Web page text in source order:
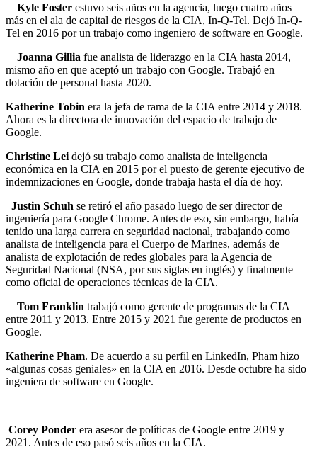
Kyle Foster estuvo seis años en la agencia, luego cuatro años
más en el ala de capital de riesgos de la CIA, In-Q-Tel. Dejó In-Q-
Tel en 2016 por un trabajo como ingeniero de software en Google.
Joanna Gillia fue analista de liderazgo en la CIA hasta 2014,
mismo año en que aceptó un trabajo con Google. Trabajó en
dotación de personal hasta 2020.
Katherine Tobin era la jefa de rama de la CIA entre 2014 y 2018.
Ahora es la directora de innovación del espacio de trabajo de
Google.
Christine Lei dejó su trabajo como analista de inteligencia
económica en la CIA en 2015 por el puesto de gerente ejecutivo de
indemnizaciones en Google, donde trabaja hasta el día de hoy.
Justin Schuh se retiró el año pasado luego de ser director de
ingeniería para Google Chrome. Antes de eso, sin embargo, había
tenido una larga carrera en seguridad nacional, trabajando como
analista de inteligencia para el Cuerpo de Marines, además de
analista de explotación de redes globales para la Agencia de
Seguridad Nacional (NSA, por sus siglas en inglés) y finalmente
como oficial de operaciones técnicas de la CIA.
Tom Franklin trabajó como gerente de programas de la CIA
entre 2011 y 2013. Entre 2015 y 2021 fue gerente de productos en
Google.
Katherine Pham. De acuerdo a su perfil en LinkedIn, Pham hizo
«algunas cosas geniales» en la CIA en 2016. Desde octubre ha sido
ingeniera de software en Google.
Corey Ponder era asesor de políticas de Google entre 2019 y
2021. Antes de eso pasó seis años en la CIA.